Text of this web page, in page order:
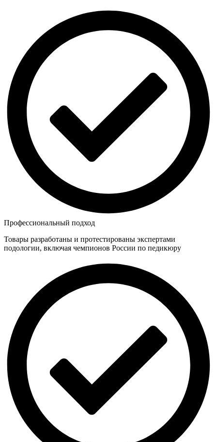
Профессиональный подход
Товары разработаны и протестированы экспертами
подологии, включая чемпионов России по педикюру